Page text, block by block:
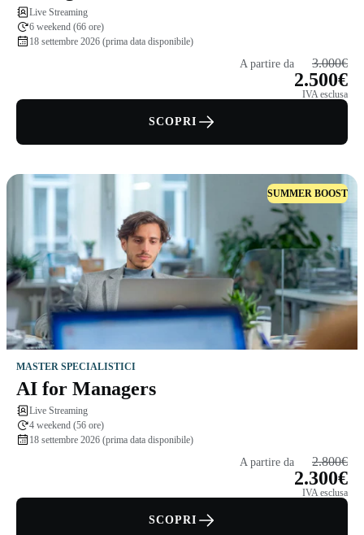
Live Streaming
6 weekend (66 ore)
18 settembre 2026 (prima data disponibile)
A partire da 3.000€
2.500€
IVA esclusa
SCOPRI
SUMMER BOOST
MASTER SPECIALISTICI
AI for Managers
Live Streaming
4 weekend (56 ore)
18 settembre 2026 (prima data disponibile)
A partire da 2.800€
2.300€
IVA esclusa
SCOPRI